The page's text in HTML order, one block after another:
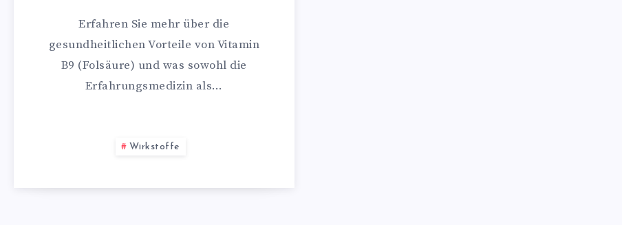
Erfahren Sie mehr über die
gesundheitlichen Vorteile von Vitamin
B9 (Folsäure) und was sowohl die
Erfahrungsmedizin als…
Wirkstoffe